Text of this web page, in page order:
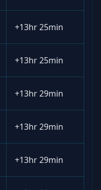
+13hr 25min
+13hr 25min
+13hr 29min
+13hr 29min
+13hr 29min